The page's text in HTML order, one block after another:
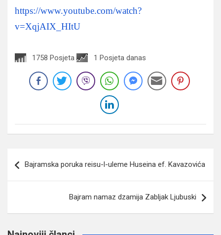
https://www.youtube.com/watch?
v=XqjAIX_HItU
1758 Posjeta 1 Posjeta danas
članaka
Bajramska poruka reisu-l-uleme Huseina ef. Kavazovića
Bajram namaz dzamija Zabljak Ljubuski